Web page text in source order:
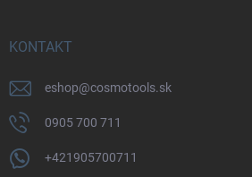
KONTAKT
eshop@cosmotools.sk
0905 700 711
+421905700711